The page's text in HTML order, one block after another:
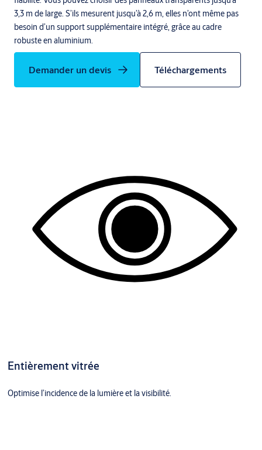
3,3 m de large. S’ils mesurent jusqu’à 2,6 m, elles n’ont même pas
besoin d’un support supplémentaire intégré, grâce au cadre
robuste en aluminium.
Demander un devis Téléchargements
Entièrement vitrée
Optimise l’incidence de la lumière et la visibilité.